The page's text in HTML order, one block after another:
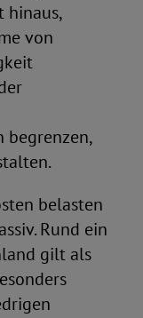
hinaus,
von
begrenzen,
belasten
Rund ein
gilt als